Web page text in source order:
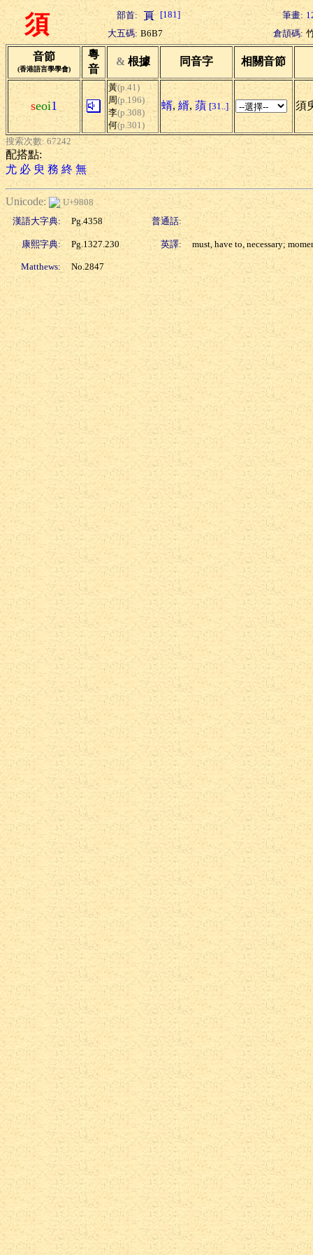
須 部首: [181] 筆畫:
大五碼: B6B7 倉頡碼:
音節
(香港語言學學會)
粵
音
& 根據 同音字 相關音節
seoi1
黃(p.41)
周(p.196)
李(p.308)
何(p.301)
蝑, 縃, 蕦 [31..] 須
搜索次數: 67242
配搭點:
尤 必 臾 務 終 無
Unicode:
U+9808
漢語大字典:
Pg.4358 普通話:
康熙字典: Pg.1327.230 英譯: must, have to, necessary;
Matthews: No.2847